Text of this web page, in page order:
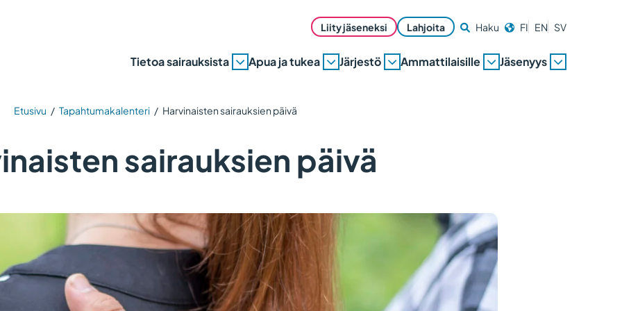
Liity jäseneksi Lahjoita Haku FI EN SV
Tietoa sairauksista Apua ja tukea Järjestö Ammattilaisille Jäsenyys
Etusivu / Tapahtumakalenteri / Harvinaisten sairauksien päivä
sairauksien päivä